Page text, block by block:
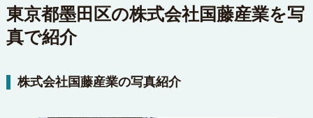
東京都墨田区の株式会社国藤産業を写
真で紹介
株式会社国藤産業の写真紹介